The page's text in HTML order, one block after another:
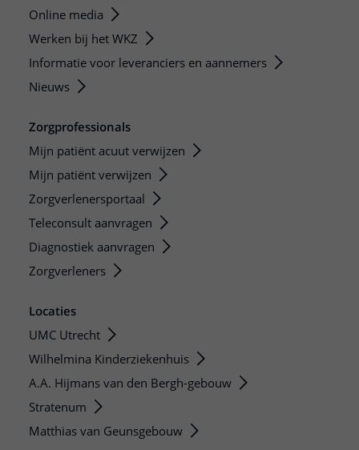
Online media
Werken bij het WKZ
Informatie voor leveranciers en aannemers
Nieuws
Zorgprofessionals
Mijn patiënt acuut verwijzen
Mijn patiënt verwijzen
Zorgverlenersportaal
Teleconsult aanvragen
Diagnostiek aanvragen
Zorgverleners
Locaties
UMC Utrecht
Wilhelmina Kinderziekenhuis
A.A. Hijmans van den Bergh-gebouw
Stratenum
Matthias van Geunsgebouw